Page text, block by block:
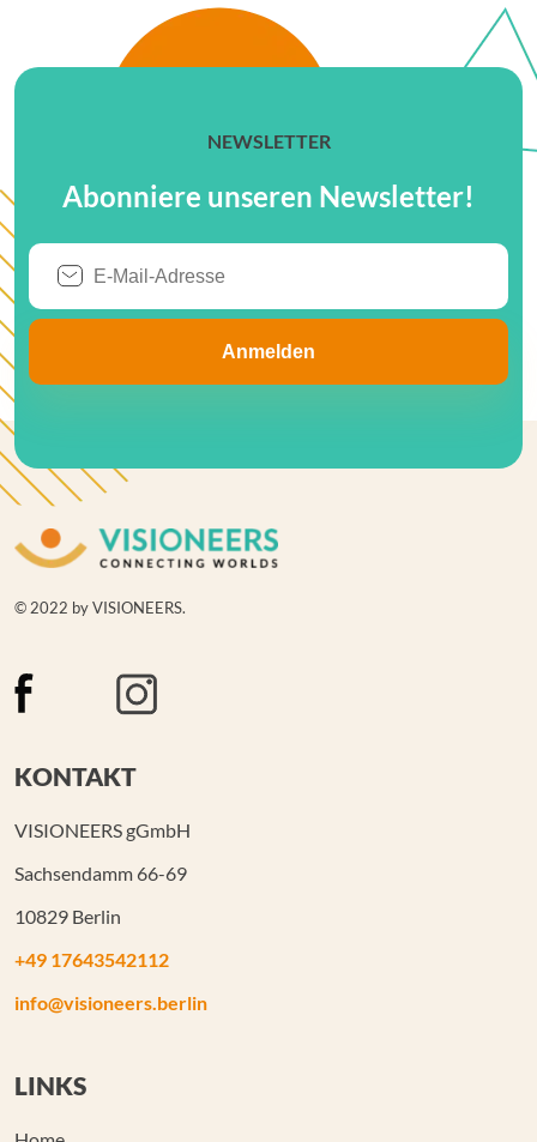
NEWSLETTER
Abonniere unseren Newsletter!
© 2022 by VISIONEERS.
KONTAKT
VISIONEERS gGmbH
Sachsendamm 66-69
10829 Berlin
+49 17643542112
info@visioneers.berlin
LINKS